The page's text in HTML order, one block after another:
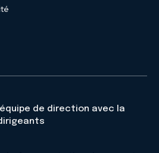
de direction avec la